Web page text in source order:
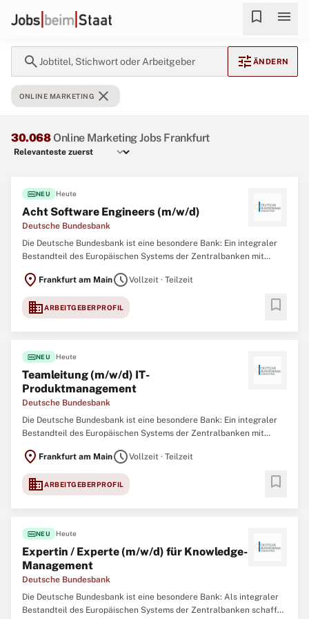
bookmark menu
search Jobtitel, Stichwort oder Arbeitgeber tune ÄNDERN
ONLINE MARKETING close
30.068Online Marketing Jobs Frankfurt
fiber_newNEU Heute
Acht Software Engineers (m/w/d)
Deutsche Bundesbank
Die Deutsche Bundesbank ist eine besondere Bank: Ein integraler
Bestandteil des Europäischen Systems der Zentralbanken mit
Geldpolitik und im Zahlungsverkehr in Deutschland. Allem voran
jedoch sind wir ein starkes Team
location_on Frankfurt am MainscheduleVollzeit · Teilzeit
domainARBEITGEBERPROFIL bookmark
fiber_newNEU Heute
Teamleitung (m/w/d) IT-
Produktmanagement
Deutsche Bundesbank
Die Deutsche Bundesbank ist eine besondere Bank: Ein integraler
Bestandteil des Europäischen Systems der Zentralbanken mit
Geldpolitik und im Zahlungsverkehr in Deutschland. Allem voran
jedoch sind wir ein starkes Team
location_on Frankfurt am MainscheduleVollzeit · Teilzeit
domainARBEITGEBERPROFIL bookmark
fiber_newNEU Heute
Expertin / Experte (m/w/d) für Knowledge-
Management
Deutsche Bundesbank
Die Deutsche Bundesbank ist eine besondere Bank: Als integraler
Bestandteil des Europäischen Systems der Zentralbanken schaffen